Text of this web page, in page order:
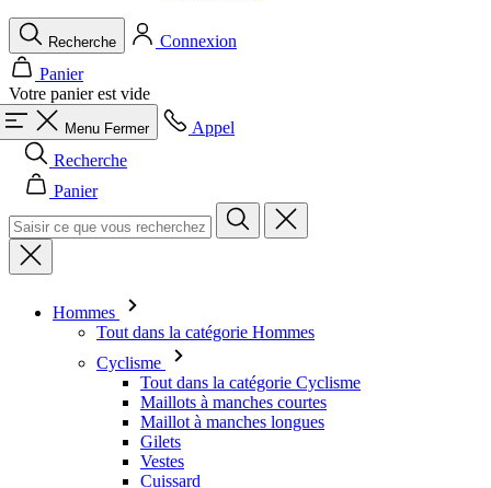
Recherche
Connexion
Panier
Votre panier est vide
Menu Fermer
Appel
Recherche
Panier
Hommes
Tout dans la catégorie Hommes
Cyclisme
Tout dans la catégorie Cyclisme
Maillots à manches courtes
Maillot à manches longues
Gilets
Vestes
Cuissard